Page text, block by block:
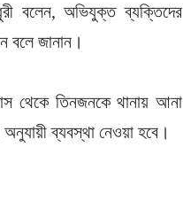
বলেন, অভিযুক্ত ব্যক্তিদের
বলে জানান।
থেকে তিনজনকে থানায় আনা
ব্যবস্থা নেওয়া হবে।